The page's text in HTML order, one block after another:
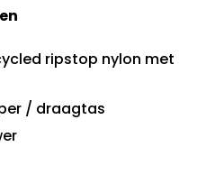
ripstop nylon met
/ draagtas